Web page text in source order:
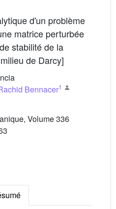
d'un problème
matrice perturbée
stabilité de la
de Darcy]
Bennacer1
Volume 336